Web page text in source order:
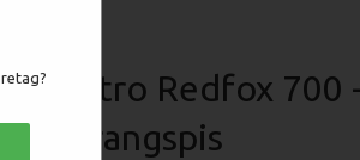
Gastro Redfox 700